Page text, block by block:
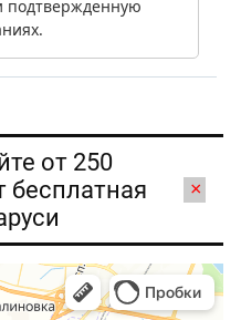
подтвержденную
от 250
бесплатная
×